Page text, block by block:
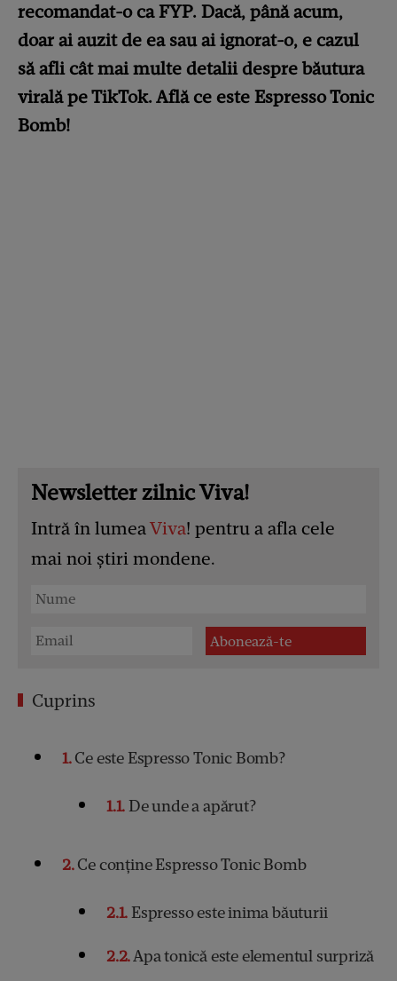
recomandat-o ca FYP. Dacă, până acum,
doar ai auzit de ea sau ai ignorat-o, e cazul
să afli cât mai multe detalii despre băutura
virală pe TikTok. Află ce este Espresso Tonic
Bomb!
Newsletter zilnic Viva!
Intră în lumeaViva! pentru a afla cele
mai noi știri mondene.
Cuprins
1Ce este Espresso Tonic Bomb?
1.1 De unde a apărut?
2Ce conține Espresso Tonic Bomb
2.1 Espresso este inima băuturii
2.2 Apa tonică este elementul surpriză